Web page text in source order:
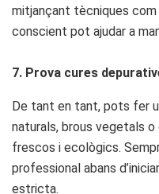
mitjançant tècniques
conscient pot ajudar a
7. Prova cures
De tant en tant, pots fer
naturals, brous vegetals
frescos i ecològics.
professional abans
estricta.